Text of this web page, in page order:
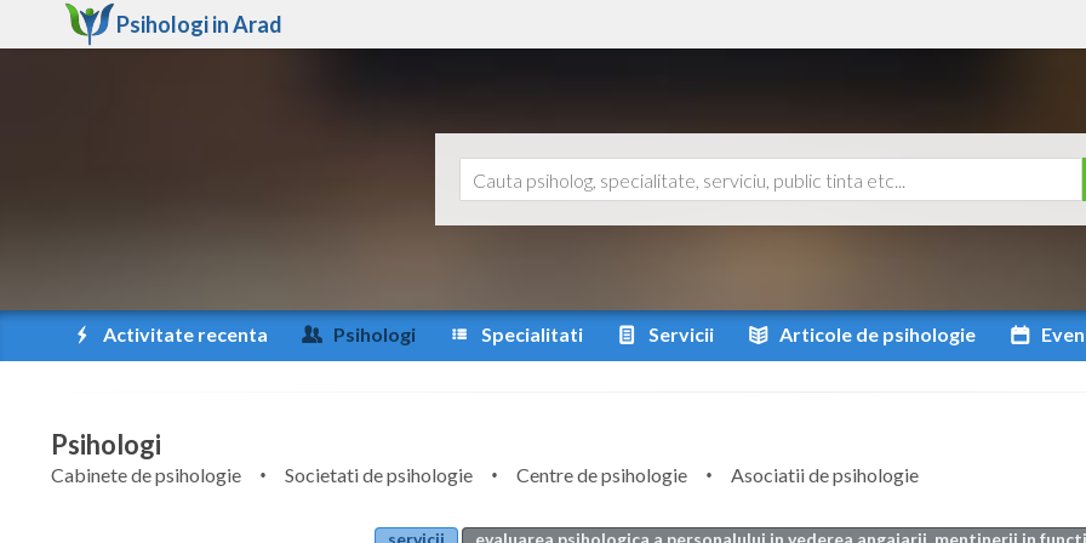
Psihologi inArad
Activitate recenta Psihologi Specialitati Servicii Articole de psihologie
Psihologi
Cabinete de psihologie Societati de psihologie Centre de psihologie
Asociatii de psihologie
servicii evaluarea psihologica a personalului in vederea angajarii, mentinerii in